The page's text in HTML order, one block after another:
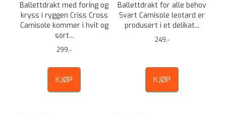
Ballettdrakt med foring og
kryss i ryggen Criss Cross
Camisole kommer i hvit og
sort...
299,-
KJØP
Ballettdrakt for alle behov
Svart Camisole leotard er
produsert i et delikat...
249,-
KJØP